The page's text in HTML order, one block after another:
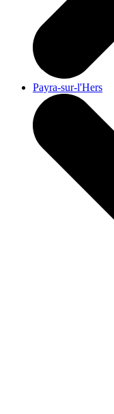
Payra-sur-l'Hers